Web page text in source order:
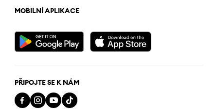
MOBILNÍ APLIKACE
PŘIPOJTE SE K NÁM